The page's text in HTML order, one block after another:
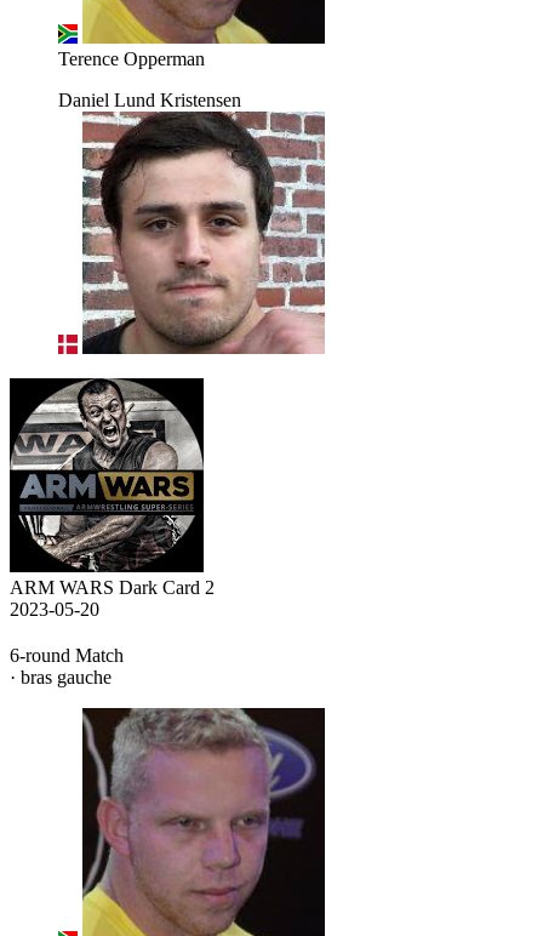
Terence Opperman
Daniel Lund Kristensen
ARM WARS Dark Card 2
2023-05-20
6-round Match
· bras gauche